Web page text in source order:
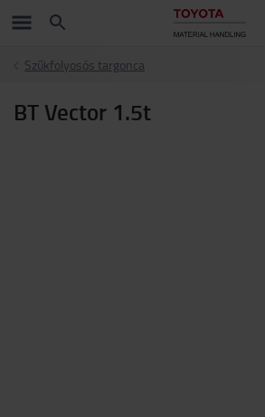
Szűkfolyosós targonca
BT Vector 1.5t